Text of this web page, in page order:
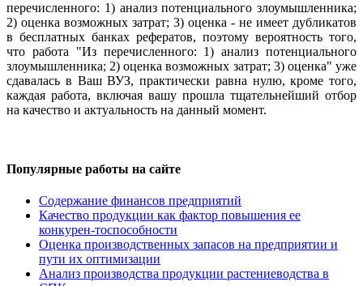
перечисленного: 1) анализ потенциального злоумышленника;
2) оценка возможных затрат; 3) оценка - не имеет дубликатов
в бесплатных банках рефератов, поэтому вероятность того,
что работа "Из перечисленного: 1) анализ потенциального
злоумышленника; 2) оценка возможных затрат; 3) оценка" уже
сдавалась в Ваш ВУЗ, практически равна нулю, кроме того,
каждая работа, включая вашу прошла тщательнейший отбор
на качество и актуальность на данный момент.
Популярные работы на сайте
Содержание финансов предприятий
Качество продукции как фактор повышения ее
конкурен-тоспособности
Оценка производственных запасов на предприятии и
пути их оптимизации
Анализ производства продукции растениеводства в